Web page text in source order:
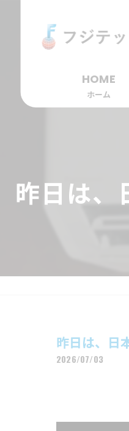
HOME
ホーム
昨日は、
昨日は、日
2026/07/03